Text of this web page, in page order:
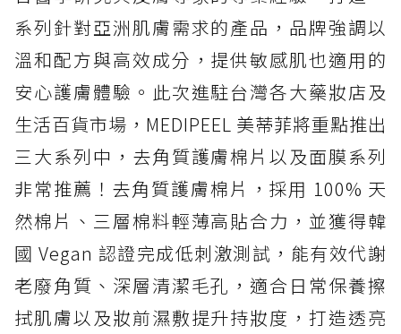
系列針對亞洲肌膚需求的產品，品牌強調以
溫和配方與高效成分，提供敏感肌也適用的
安心護膚體驗。此次進駐台灣各大藥妝店及
生活百貨市場，MEDIPEEL 美蒂菲將重點推出
三大系列中，去角質護膚棉片以及面膜系列
非常推薦！去角質護膚棉片，採用 100% 天
然棉片、三層棉料輕薄高貼合力，並獲得韓
國 Vegan 認證完成低刺激測試，能有效代謝
老廢角質、深層清潔毛孔，適合日常保養擦
拭肌膚以及妝前濕敷提升持妝度，打造透亮